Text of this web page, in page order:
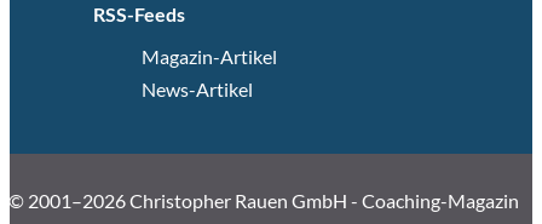
RSS-Feeds
Magazin-Artikel
News-Artikel
© 2001–2026 Christopher Rauen GmbH - Coaching-Magazin